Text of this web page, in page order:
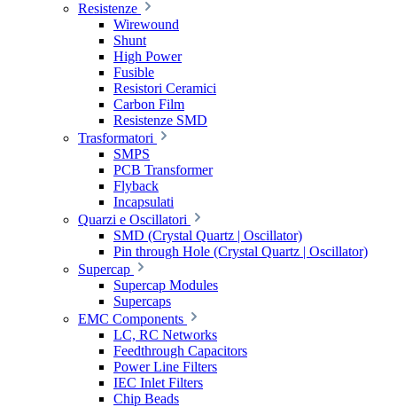
Resistenze
Wirewound
Shunt
High Power
Fusible
Resistori Ceramici
Carbon Film
Resistenze SMD
Trasformatori
SMPS
PCB Transformer
Flyback
Incapsulati
Quarzi e Oscillatori
SMD (Crystal Quartz | Oscillator)
Pin through Hole (Crystal Quartz | Oscillator)
Supercap
Supercap Modules
Supercaps
EMC Components
LC, RC Networks
Feedthrough Capacitors
Power Line Filters
IEC Inlet Filters
Chip Beads